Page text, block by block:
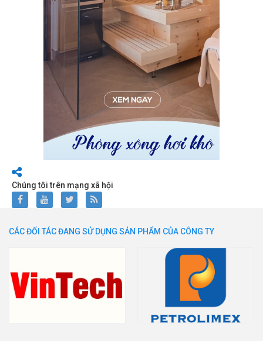
Chúng tôi trên mạng xã hội
CÁC ĐỐI TÁC ĐANG SỬ DỤNG SẢN PHẨM CỦA CÔNG TY